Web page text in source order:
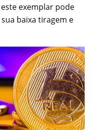
exemplar pode
baixa tiragem e